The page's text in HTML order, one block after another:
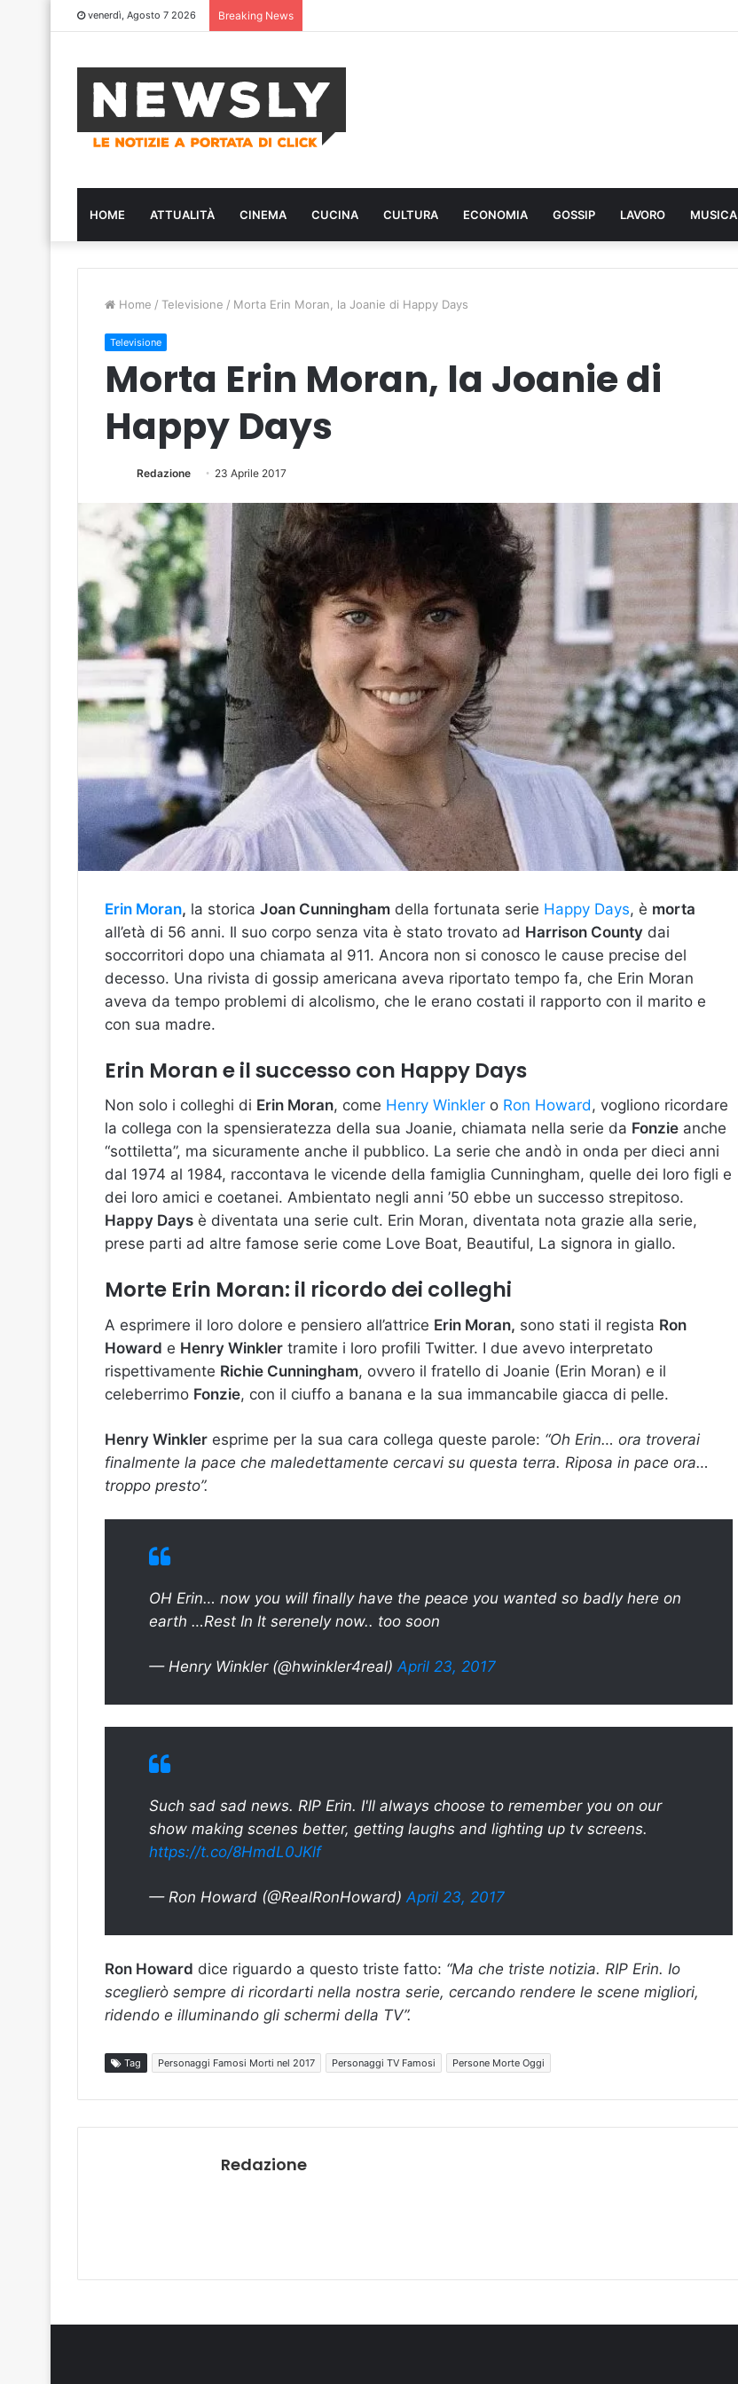
venerdì, Agosto 7 2026 Breaking News
HOME ATTUALITÀ CINEMA CUCINA CULTURA ECONOMIA GOSSIP LAVORO MUSICA
Home / Televisione / Morta Erin Moran, la Joanie di Happy Days
Televisione
Morta Erin Moran, la Joanie di
Happy Days
Redazione 23 Aprile 2017
Erin Moran, la storica Joan Cunningham della fortunata serie Happy Days, è morta
all’età di 56 anni. Il suo corpo senza vita è stato trovato ad Harrison County dai
soccorritori dopo una chiamata al 911. Ancora non si conosco le cause precise del
decesso. Una rivista di gossip americana aveva riportato tempo fa, che Erin Moran
aveva da tempo problemi di alcolismo, che le erano costati il rapporto con il marito e
con sua madre.
Erin Moran e il successo con Happy Days
Non solo i colleghi di Erin Moran, come Henry Winkler o Ron Howard, vogliono ricordare
la collega con la spensieratezza della sua Joanie, chiamata nella serie da Fonzie anche
“sottiletta”, ma sicuramente anche il pubblico. La serie che andò in onda per dieci anni
dal 1974 al 1984, raccontava le vicende della famiglia Cunningham, quelle dei loro figli e
dei loro amici e coetanei. Ambientato negli anni ’50 ebbe un successo strepitoso.
Happy Days è diventata una serie cult. Erin Moran, diventata nota grazie alla serie,
prese parti ad altre famose serie come Love Boat, Beautiful, La signora in giallo.
Morte Erin Moran: il ricordo dei colleghi
A esprimere il loro dolore e pensiero all’attrice Erin Moran, sono stati il regista Ron
Howard e Henry Winkler tramite i loro profili Twitter. I due avevo interpretato
rispettivamente Richie Cunningham, ovvero il fratello di Joanie (Erin Moran) e il
celeberrimo Fonzie, con il ciuffo a banana e la sua immancabile giacca di pelle.
Henry Winkler esprime per la sua cara collega queste parole: “Oh Erin… ora troverai
finalmente la pace che maledettamente cercavi su questa terra. Riposa in pace ora…
troppo presto”.
OH Erin… now you will finally have the peace you wanted so badly here on
earth …Rest In It serenely now.. too soon
— Henry Winkler (@hwinkler4real) April 23, 2017
Such sad sad news. RIP Erin. I'll always choose to remember you on our
show making scenes better, getting laughs and lighting up tv screens.
https://t.co/8HmdL0JKlf
— Ron Howard (@RealRonHoward) April 23, 2017
Ron Howard dice riguardo a questo triste fatto: “Ma che triste notizia. RIP Erin. Io
sceglierò sempre di ricordarti nella nostra serie, cercando rendere le scene migliori,
ridendo e illuminando gli schermi della TV”.
Tag Personaggi Famosi Morti nel 2017 Personaggi TV Famosi Persone Morte Oggi
Redazione